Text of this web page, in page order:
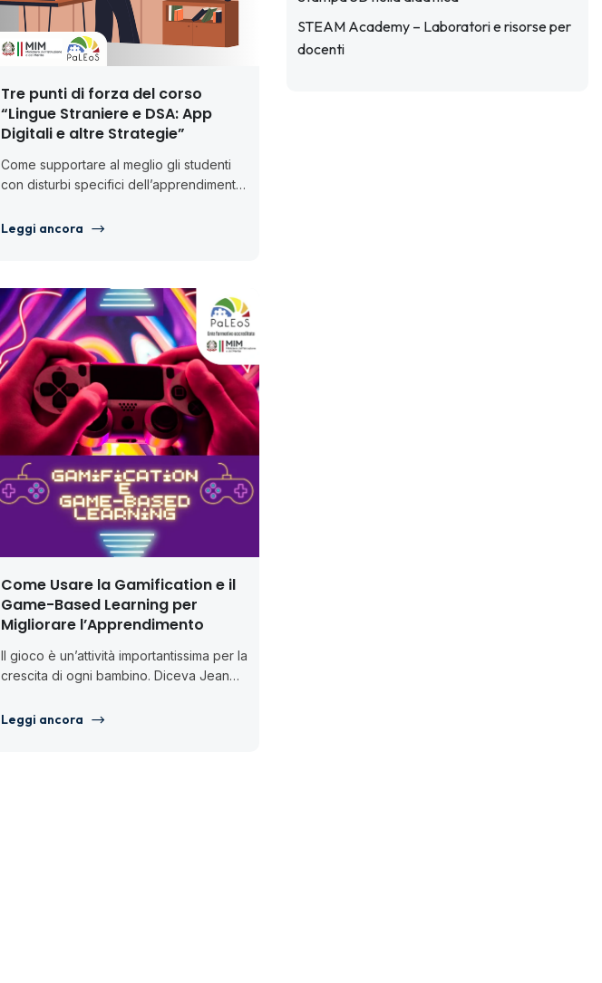
Tre punti di forza del corso
“Lingue Straniere e DSA: App
Digitali e altre Strategie”
Come supportare al meglio gli studenti
con disturbi specifici dell’apprendimento
francese? Il corso “Lingue...
Leggi ancora
Come Usare la Gamification e il
Game-Based Learning per
Migliorare l’Apprendimento
Il gioco è un’attività importantissima per la
crescita di ogni bambino. Diceva Jean
un...
Leggi ancora
STEAM Academy – Laboratori e risorse per
docenti